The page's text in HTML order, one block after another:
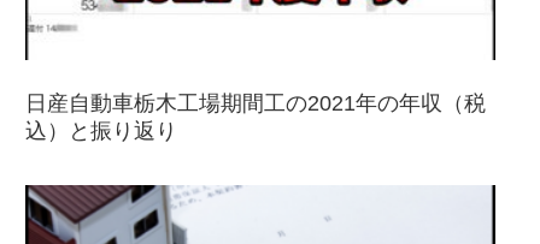
日産自動車栃木工場期間工の2021年の年収（税
込）と振り返り